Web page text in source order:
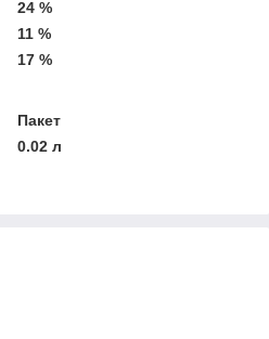
24 %
11 %
17 %
Пакет
0.02 л